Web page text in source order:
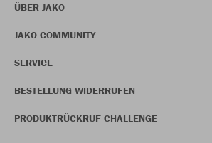
ÜBER JAKO
JAKO COMMUNITY
SERVICE
BESTELLUNG WIDERRUFEN
PRODUKTRÜCKRUF CHALLENGE